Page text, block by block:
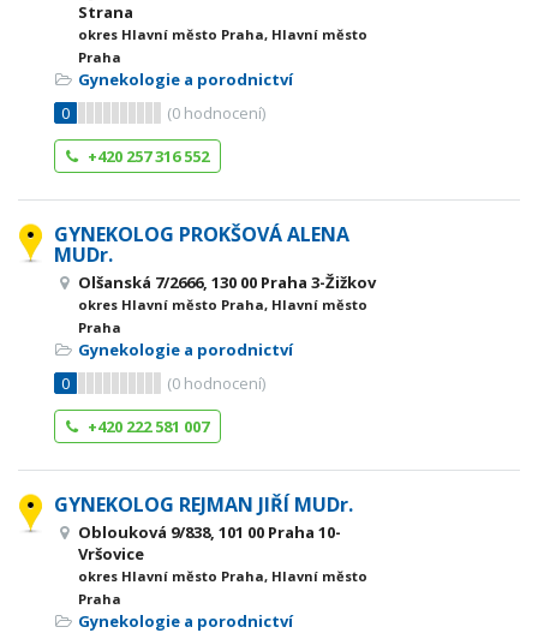
Strana
okres Hlavní město Praha, Hlavní město
Praha
Gynekologie a porodnictví
0
(0 hodnocení)
+420 257 316 552
GYNEKOLOG PROKŠOVÁ ALENA
MUDr.
Olšanská 7/2666, 130 00 Praha 3-Žižkov
okres Hlavní město Praha, Hlavní město
Praha
Gynekologie a porodnictví
0
(0 hodnocení)
+420 222 581 007
GYNEKOLOG REJMAN JIŘÍ MUDr.
Oblouková 9/838, 101 00 Praha 10-
Vršovice
okres Hlavní město Praha, Hlavní město
Praha
Gynekologie a porodnictví